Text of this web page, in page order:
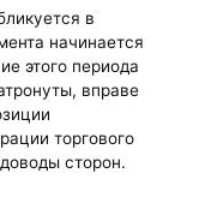
в
начинается
этого периода
вправе
торгового
сторон.